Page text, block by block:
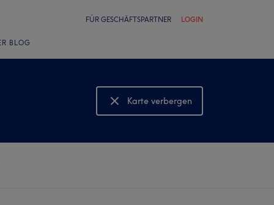
FÜR GESCHÄFTSPARTNER LOGIN
BLOG
Karte verbergen
Karte anzeigen